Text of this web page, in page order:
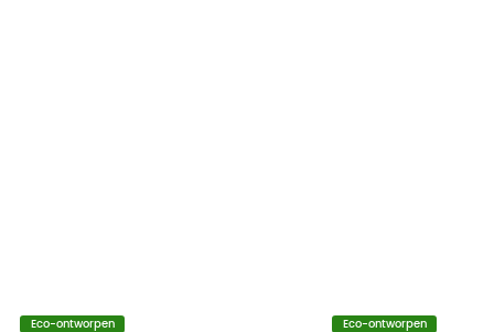
Eco-ontworpen Eco-ontworpen